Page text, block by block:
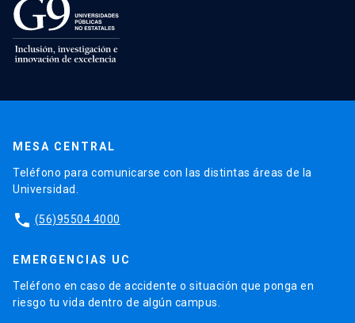
MESA CENTRAL
Teléfono para comunicarse con las distintas áreas de la
Universidad.
phone (56)95504 4000
EMERGENCIAS UC
Teléfono en caso de accidente o situación que ponga en
riesgo tu vida dentro de algún campus.